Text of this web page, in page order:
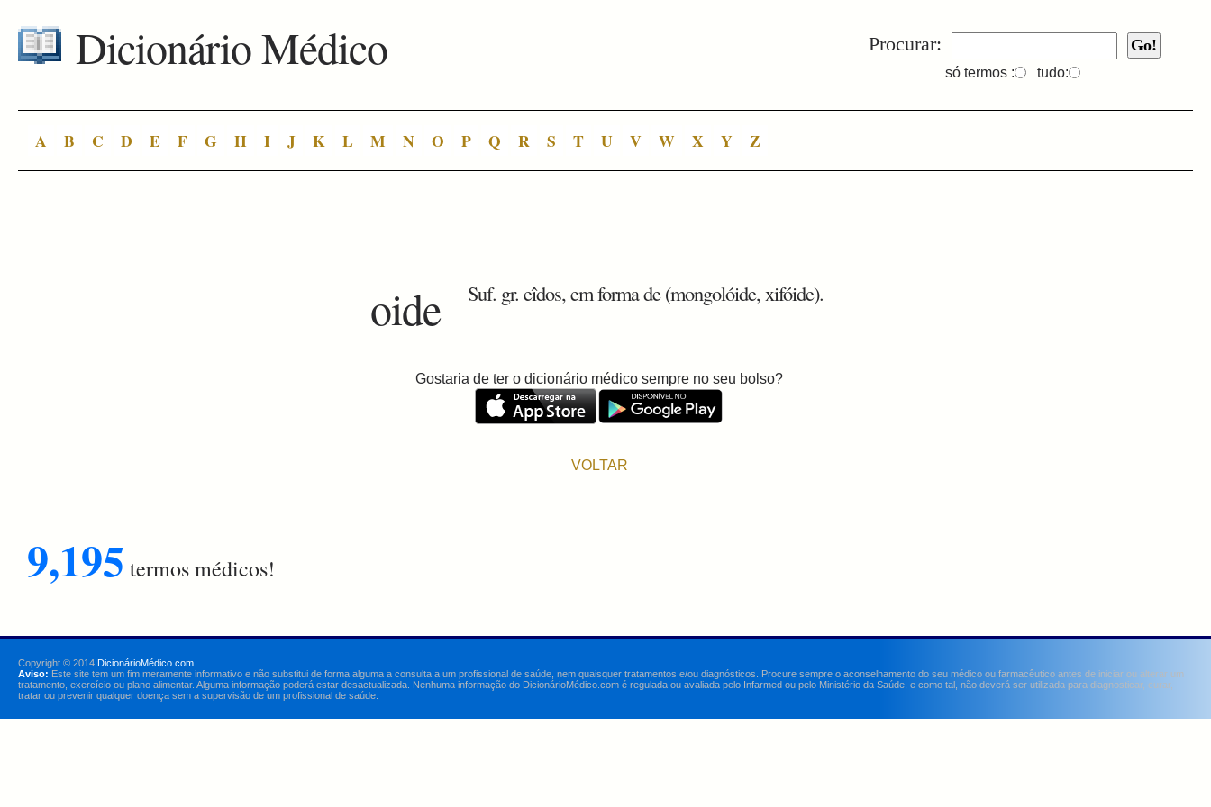
Procurar:
só termos : tudo:
Dicionário Médico
A B C D E F G H I J K L M N O P Q R S T U V W X Y Z
oide Suf. gr. eîdos, em forma de (mongolóide, xifóide).
Gostaria de ter o dicionário médico sempre no seu bolso?
VOLTAR
9,195 termos médicos!
Copyright © 2014 DicionárioMédico.com
Aviso: Este site tem um fim meramente informativo e não substitui de forma alguma a consulta a um profissional de saúde, nem quaisquer tratamentos e/ou diagnósticos. Procure sempre o aconselhamento do seu médico ou farmacêutico antes de iniciar ou alterar um
tratamento, exercício ou plano alimentar. Alguma informação poderá estar desactualizada. Nenhuma informação do DicionárioMédico.com é regulada ou avaliada pelo Infarmed ou pelo Ministério da Saúde, e como tal, não deverá ser utilizada para diagnosticar, curar,
tratar ou prevenir qualquer doença sem a supervisão de um profissional de saúde.